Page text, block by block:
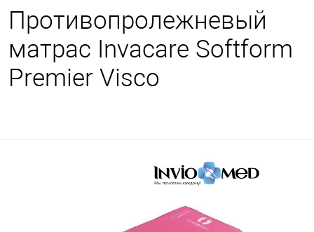
Противопролежневый
матрас Invacare Softform
Premier Visco